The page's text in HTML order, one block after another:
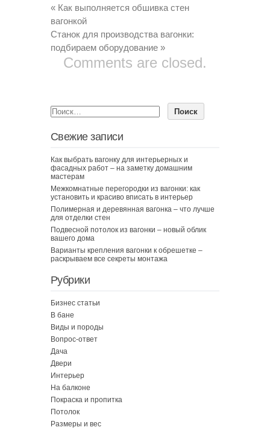
« Как выполняется обшивка стен
вагонкой
Станок для производства вагонки:
подбираем оборудование »
Comments are closed.
Свежие записи
Как выбрать вагонку для интерьерных и
фасадных работ – на заметку домашним
мастерам
Межкомнатные перегородки из вагонки: как
установить и красиво вписать в интерьер
Полимерная и деревянная вагонка – что лучше
для отделки стен
Подвесной потолок из вагонки – новый облик
вашего дома
Варианты крепления вагонки к обрешетке –
раскрываем все секреты монтажа
Рубрики
Бизнес статьи
В бане
Виды и породы
Вопрос-ответ
Дача
Двери
Интерьер
На балконе
Покраска и пропитка
Потолок
Размеры и вес